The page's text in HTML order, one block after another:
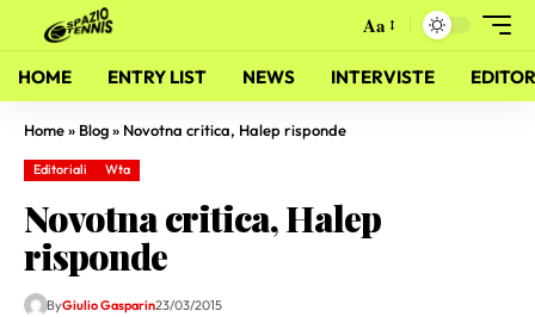
Aa
HOME ENTRY LIST NEWS INTERVISTE
Home» Blog» Novotna critica, Halep risponde
Editoriali Wta
Novotna critica, Halep
risponde
ByGiulio Gasparin23/03/2015